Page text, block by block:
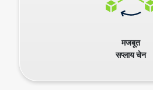
मजबूत
सप्लाय चेन